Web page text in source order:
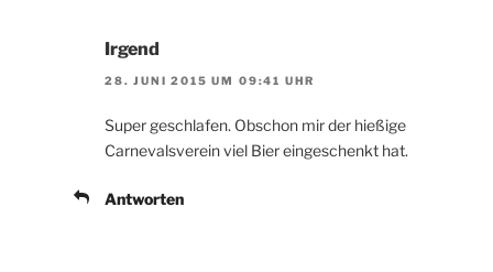
Irgend
28. JUNI 2015 UM 09:41 UHR
Super geschlafen. Obschon mir der hießige
Carnevalsverein viel Bier eingeschenkt hat.
Antworten